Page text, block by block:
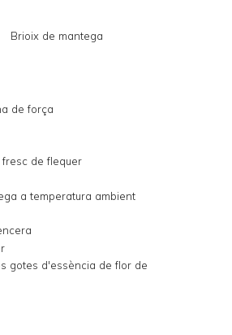
de força
de flequer
a temperatura ambient
gotes d'essència de flor de